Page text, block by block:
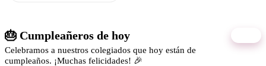
🎂 Cumpleañeros de hoy
Celebramos a nuestros colegiados que hoy están de
cumpleaños. ¡Muchas felicidades! 🎉